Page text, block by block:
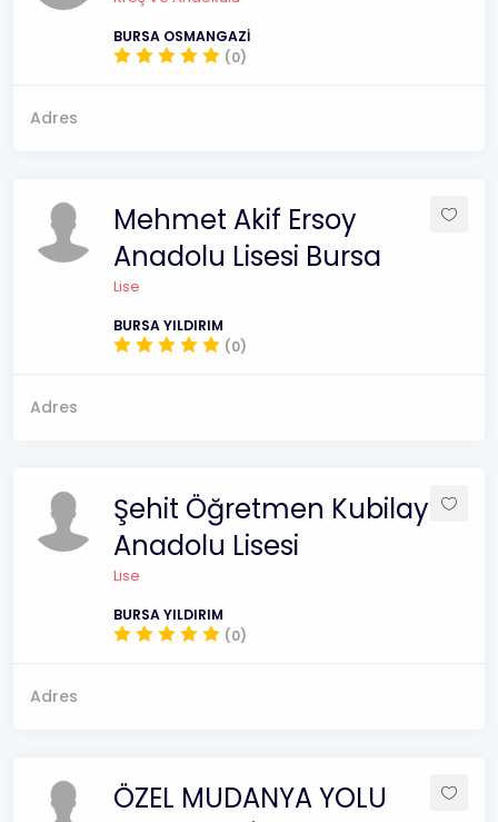
BURSA OSMANGAZİ
(0)
Adres
Mehmet Akif Ersoy
Anadolu Lisesi Bursa
Lise
BURSA YILDIRIM
(0)
Adres
Şehit Öğretmen Kubilay
Anadolu Lisesi
Lise
BURSA YILDIRIM
(0)
Adres
ÖZEL MUDANYA YOLU